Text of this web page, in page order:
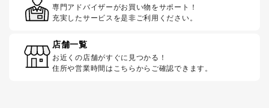
専門アドバイザーがお買い物をサポート！
充実したサービスを是非ご利用ください。
店舗一覧
お近くの店舗がすぐに見つかる！
住所や営業時間はこちらからご確認できます。